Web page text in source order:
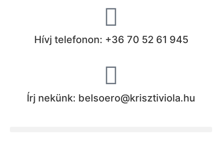
Hívj telefonon: +36 70 52 61 945
Írj nekünk: belsoero@krisztiviola.hu